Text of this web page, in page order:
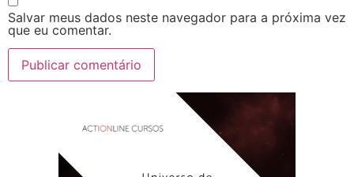
Salvar meus dados neste navegador para a próxima vez
que eu comentar.